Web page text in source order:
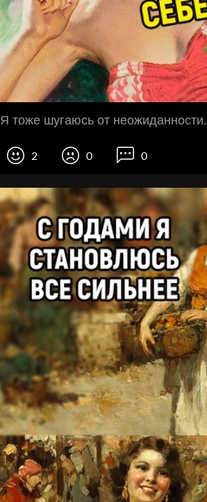
Я тоже шугаюсь от неожиданности.
2 0 0